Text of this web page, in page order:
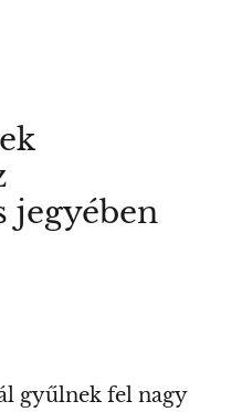
jegyében
gyűlnek fel nagy